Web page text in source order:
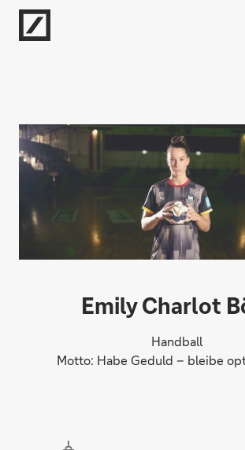
Emily Charlot
Handball
Motto: Habe Geduld – bleibe